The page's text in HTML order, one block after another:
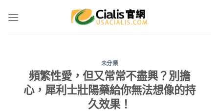
未分類
頻繁性愛，但又常常不盡興？別擔
心，犀利士壯陽藥給你無法想像的持
久效果！